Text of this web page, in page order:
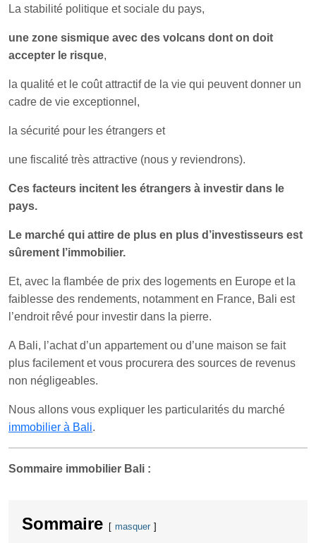
La stabilité politique et sociale du pays,
une zone sismique avec des volcans dont on doit
accepter le risque,
la qualité et le coût attractif de la vie qui peuvent donner un
cadre de vie exceptionnel,
la sécurité pour les étrangers et
une fiscalité très attractive (nous y reviendrons).
Ces facteurs incitent les étrangers à investir dans le
pays.
Le marché qui attire de plus en plus d’investisseurs est
sûrement l’immobilier.
Et, avec la flambée de prix des logements en Europe et la
faiblesse des rendements, notamment en France, Bali est
l’endroit rêvé pour investir dans la pierre.
A Bali, l’achat d’un appartement ou d’une maison se fait
plus facilement et vous procurera des sources de revenus
non négligeables.
Nous allons vous expliquer les particularités du marché
immobilier à Bali.
Sommaire immobilier Bali :
Sommaire masquer